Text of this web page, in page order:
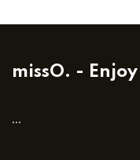
missO. -
...